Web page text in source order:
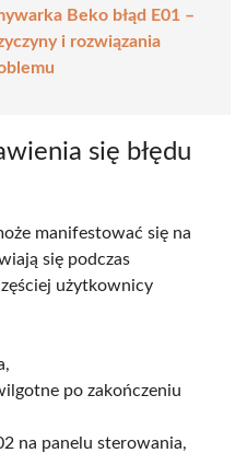
Beko błąd E01 –
i rozwiązania
się błędu
manifestować się na
się podczas
użytkownicy
po zakończeniu
na panelu sterowania,